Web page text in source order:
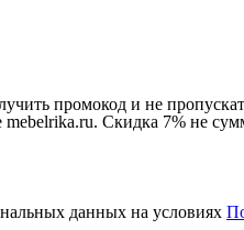
промокод и не
mebelrika.ru. Скидка 7% не
данных на условиях